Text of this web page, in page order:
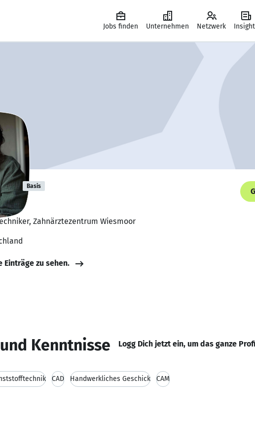
Jobs finden Unternehmen Netzwerk
Basis
Zahnärztezentrum Wiesmoor
Einträge zu sehen.
Kenntnisse Logg Dich jetzt ein, um das ganze
CAD Handwerkliches Geschick CAM